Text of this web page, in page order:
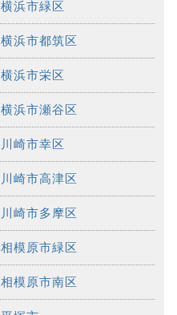
横浜市緑区
横浜市都筑区
横浜市栄区
横浜市瀬谷区
川崎市幸区
川崎市高津区
川崎市多摩区
相模原市緑区
相模原市南区